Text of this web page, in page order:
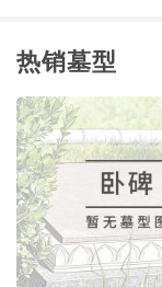
热销墓型